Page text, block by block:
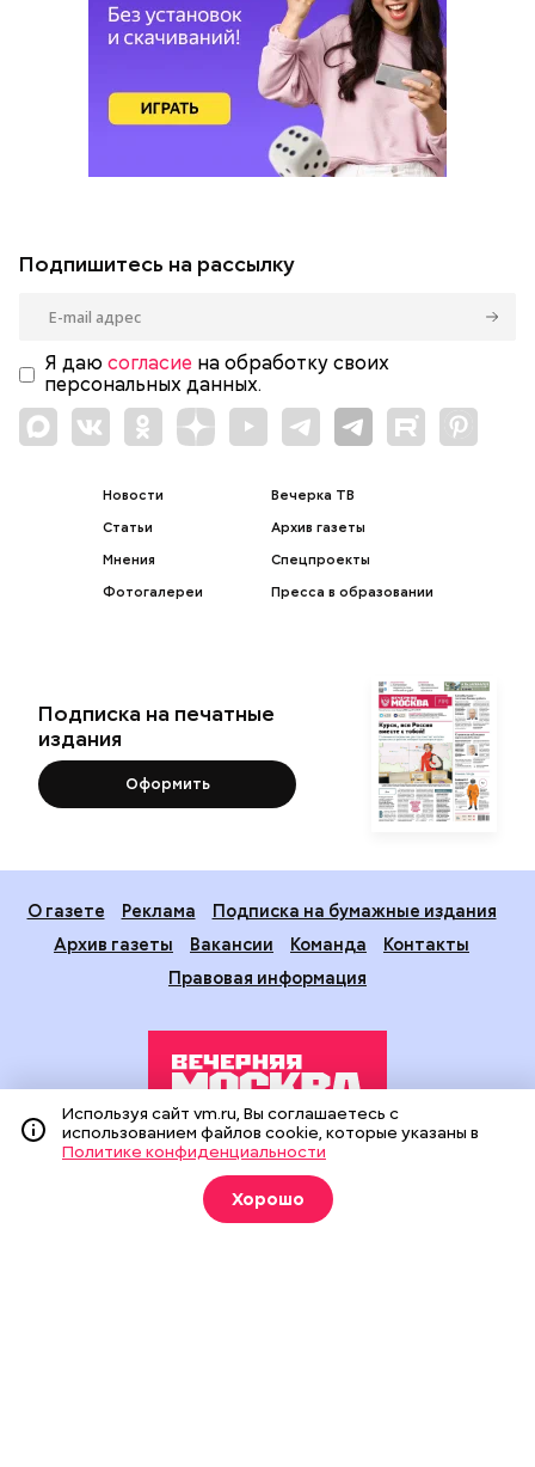
Подпишитесь на рассылку
Я даю согласие на обработку своих
персональных данных.
Новости
Статьи
Мнения
Фотогалереи
Вечерка ТВ
Архив газеты
Спецпроекты
Пресса в образовании
Подписка на печатные
издания
Оформить
О газете Реклама
Подписка на бумажные издания
Архив газеты
Вакансии Команда
Контакты
Правовая информация
Издание создано при финансовой поддержке Департамента
средств массовой информации и рекламы города Москвы.
На сайте применяются рекомендательные технологии
(информационные технологии предоставления информации
Используя сайт vm.ru, Вы соглашаетесь с
использованием файлов cookie, которые указаны в
Политике конфиденциальности
Хорошо